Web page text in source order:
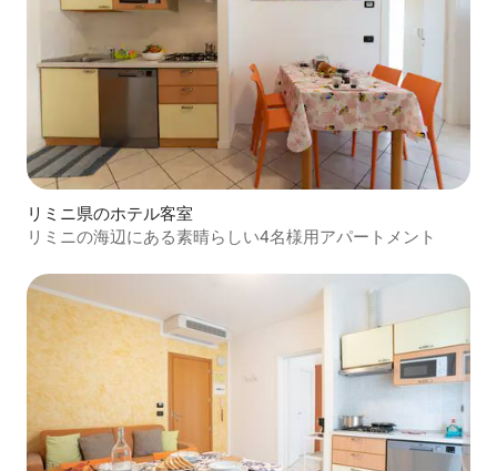
リミニ県のホテル客室
リミニの海辺にある素晴らしい4名様用アパートメント